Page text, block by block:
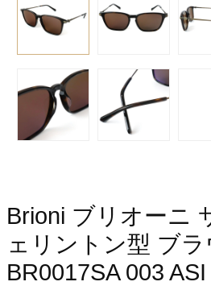
Brioni ブリオーニ
ェリントン型 ブラ
BR0017SA 003